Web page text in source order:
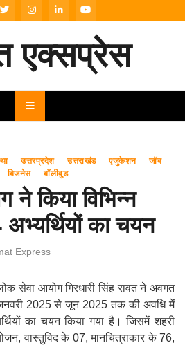
एक्सप्रेस
उत्तरप्रदेश उत्तराखंड एजुकेशन
जॉब
बिजनेस बॉलीवुड
ने किया विभिन्न
का चयन
Express
सेवा आयोग गिरधारी सिंह रावत ने अवगत
जनवरी 2025 से जून 2025 तक की अवधि में
का चयन किया गया है। जिसमें शहरी
वास्तुविद के 07, मानचित्राकार के 76,